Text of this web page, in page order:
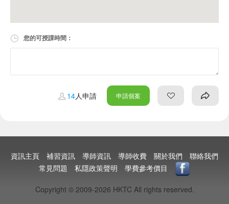
您的可授課時間：
14人申請 申請個案
資訊主頁 補習資訊 導師資訊 導師收費 關於我們
聯絡我們
常見問題
私隱政策聲明 學費參考價目
Copyright © 2009-2026 HKTC All rights reserved.